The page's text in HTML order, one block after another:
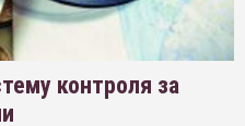
контроля за